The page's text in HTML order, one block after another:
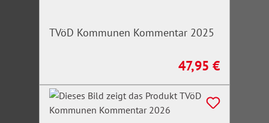
TVöD Kommunen Kommentar 2025
Regulärer Preis:
47,95 €